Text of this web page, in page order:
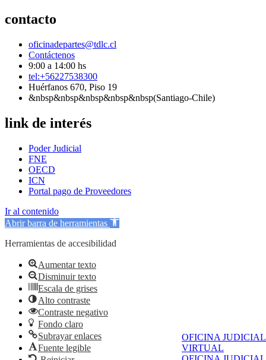
OFICINA JUDICIAL
VIRTUAL
contacto
oficinadepartes@tdlc.cl
Contáctenos
9:00 a 14:00 hs
tel:+56227538300
Huérfanos 670, Piso 19
&nbsp&nbsp&nbsp&nbsp&nbsp(Santiago-Chile)
link de interés
Poder Judicial
FNE
OECD
ICN
Portal pago de Proveedores
Ir al contenido
Abrir barra de herramientas
Herramientas de accesibilidad
Aumentar texto
Disminuir texto
Escala de grises
Alto contraste
Contraste negativo
Fondo claro
Subrayar enlaces
Fuente legible